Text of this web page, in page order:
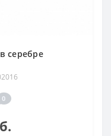
серебре
0